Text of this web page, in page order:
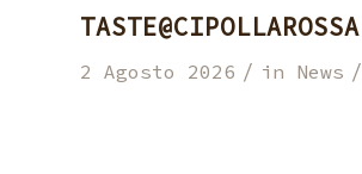
TASTE@CIPOLLAROSSA
2 Agosto 2026 / in News /